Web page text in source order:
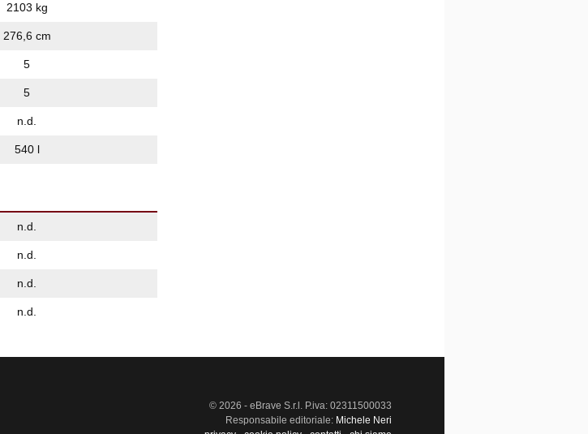
2103 kg
276,6 cm
5
5
n.d.
540 l
n.d.
n.d.
n.d.
n.d.
© 2026 - eBrave S.r.l. P.iva: 02311500033
Responsabile editoriale: Michele Neri